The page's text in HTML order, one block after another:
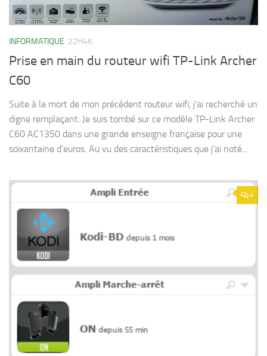
INFORMATIQUE 22H46
Prise en main du routeur wifi TP-Link Archer
C60
Suite à la mort de mon précédent routeur wifi, j’ai recherché un
digne remplaçant. Je suis tombé sur ce modèle TP-Link Archer
C60 AC1350 dans une grande enseigne française pour une
soixantaine d’euros. Au vu des caractéristiques que j’ai noté...
4